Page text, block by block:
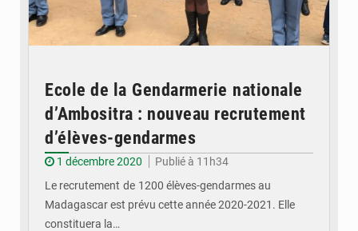
Ecole de la Gendarmerie nationale
d’Ambositra : nouveau recrutement
d’élèves-gendarmes
1 décembre 2020
Publié à 11h34
Le recrutement de 1200 élèves-gendarmes au
Madagascar est prévu cette année 2020-2021. Elle
constituera la…